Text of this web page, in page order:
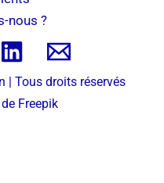
nous ?
Tous droits réservés
Freepik